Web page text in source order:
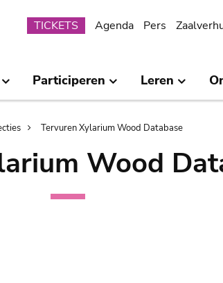
Submenu
TICKETS Agenda Pers
Participeren Leren
Tervuren Xylarium Wood Database
Wood